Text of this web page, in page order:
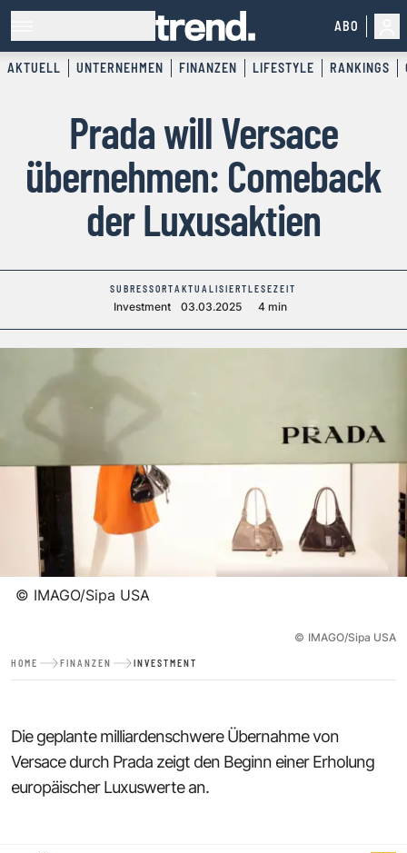
ABO
AKTUELL UNTERNEHMEN FINANZEN LIFESTYLE RANKINGS
Prada will Versace
übernehmen: Comeback
der Luxusaktien
SUBRESSORT
Investment
AKTUALISIERT
03.03.2025
LESEZEIT
4 min
© IMAGO/Sipa USA
© IMAGO/Sipa USA
HOME FINANZEN INVESTMENT
Die geplante milliardenschwere Übernahme von
Versace durch Prada zeigt den Beginn einer Erholung
europäischer Luxuswerte an.